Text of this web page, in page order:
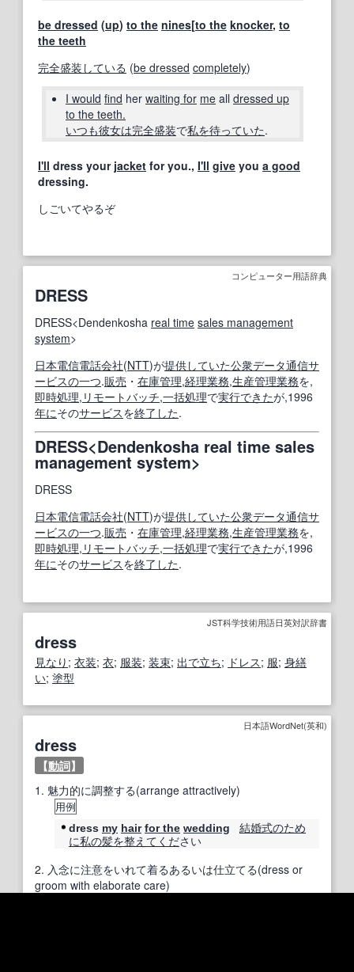
be dressed (up) to the nines[to the knocker, to
the teeth
完全盛装 している (be dressed completely)
I would find her waiting for me all dressed up
to the teeth.
いつも彼女は完全盛装で私を待っていた.
I'll dress your jacket for you., I'll give you a good
dressing.
しごいてやるぞ
コンピューター用語辞典
DRESS
DRESS<Dendenkosha real time sales management
system>
日本電信電話会社(NTT)が提供していた公衆データ通信サ
ービスの一つ.販売 ・ 在庫管理,経理業務,生産管理業務を,
即時処理, リモートバッチ,一括処理で実行できたが,1996
年にそのサービスを終了した.
DRESS<Dendenkosha real time sales
management system>
DRESS
日本電信電話会社(NTT)が提供していた公衆データ通信サ
ービスの一つ.販売 ・ 在庫管理,経理業務,生産管理業務を,
即時処理, リモートバッチ,一括処理で実行できたが,1996
年にそのサービスを終了した.
JST科学技術用語日英対訳辞書
dress
見なり ; 衣装; 衣; 服装; 装束; 出で立ち; ドレス; 服; 身繕
い; 塗型
日本語WordNet(英和)
dress
【動詞】
1. 魅力的に調整する(arrange attractively)
用例
dress my hair for the wedding 結婚式のため
に私の髪を整え てください
2. 入念に注意をいれて着るあるいは仕立てる(dress or
groom with elaborate care)